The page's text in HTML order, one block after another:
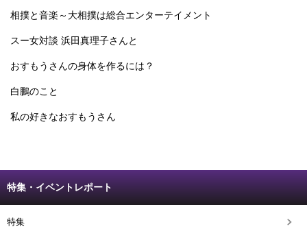
相撲と音楽～大相撲は総合エンターテイメント
スー女対談 浜田真理子さんと
おすもうさんの身体を作るには？
白鵬のこと
私の好きなおすもうさん
特集・イベントレポート
特集